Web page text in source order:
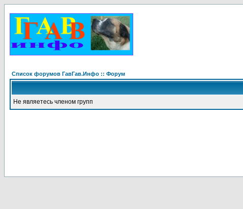
Список форумов ГавГав.Инфо :: Форум
Не являетесь членом групп